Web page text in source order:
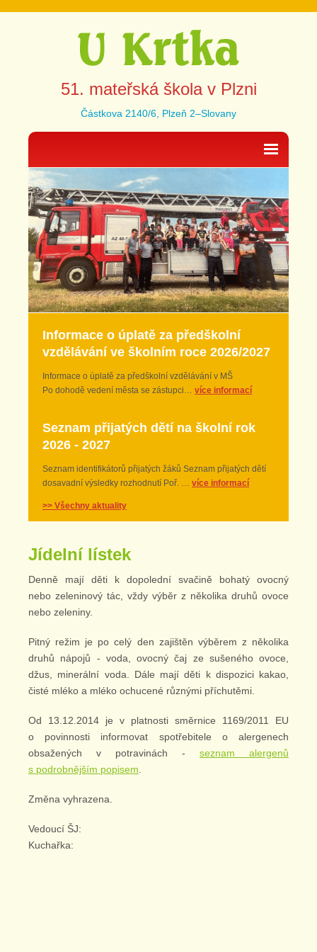
51. mateřská škola v Plzni
Částkova 2140/6, Plzeň 2–Slovany
Informace o úplatě za předškolní
vzdělávání ve školním roce 2026/2027
Informace o úplatě za předškolní vzdělávání v MŠ
Po dohodě vedení města se zástupci… více informací
Seznam přijatých dětí na školní rok
2026 - 2027
Seznam identifikátorů přijatých žáků Seznam přijatých dětí
dosavadní výsledky rozhodnutí Poř. … více informací
>> Všechny aktuality
Jídelní lístek
Denně mají děti k dopolední svačině bohatý ovocný
nebo zeleninový tác, vždy výběr z několika druhů ovoce
nebo zeleniny.
Pitný režim je po celý den zajištěn výběrem z několika
druhů nápojů - voda, ovocný čaj ze sušeného ovoce,
džus, minerální voda. Dále mají děti k dispozici kakao,
čisté mléko a mléko ochucené různými příchutěmi.
Od 13.12.2014 je v platnosti směrnice 1169/2011 EU
o povinnosti informovat spotřebitele o alergenech
obsažených v potravinách - seznam alergenů
s podrobnějším popisem.
Změna vyhrazena.
Vedoucí ŠJ:
Kuchařka: